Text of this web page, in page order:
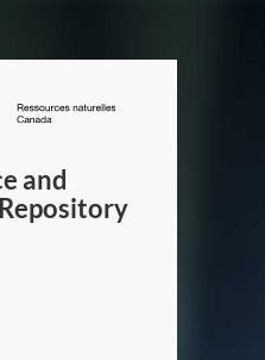
/
Canada
and